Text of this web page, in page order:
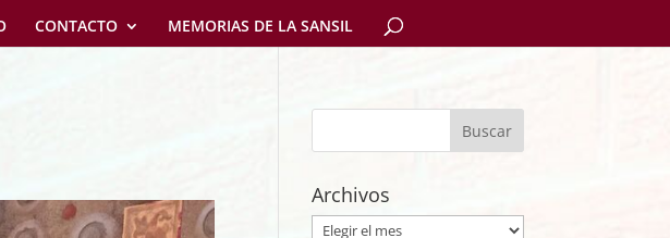
CONTACTO MEMORIAS DE LA SANSIL
Archivos
Archivos